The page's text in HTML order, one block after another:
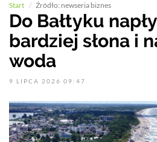
Start Źródło: newseria biznes
Do Bałtyku
bardziej słona i
woda
9 LIPCA 2026 09:47